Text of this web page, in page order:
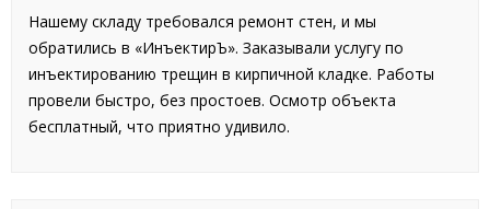
Нашему складу требовался ремонт стен, и мы
обратились в «ИнъектирЪ». Заказывали услугу по
инъектированию трещин в кирпичной кладке. Работы
провели быстро, без простоев. Осмотр объекта
бесплатный, что приятно удивило.